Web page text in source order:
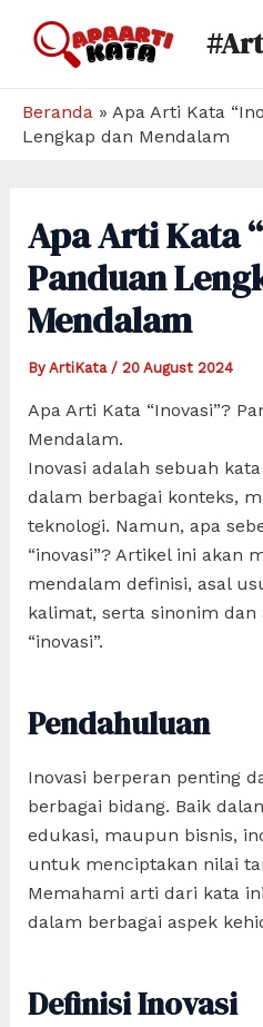
Beranda » Apa Arti Kata
Lengkap dan Mendalam
Apa Arti Kata
Panduan
Mendalam
By ArtiKata / 20 August 2024
Apa Arti Kata “Inovasi”?
Mendalam.
Inovasi adalah sebuah
dalam berbagai konteks,
teknologi. Namun, apa
“inovasi”? Artikel ini akan
mendalam definisi, asal
kalimat, serta sinonim
“inovasi”.
Pendahuluan
Inovasi berperan penting
berbagai bidang. Baik
edukasi, maupun bisnis,
untuk menciptakan nilai
Memahami arti dari kata
dalam berbagai aspek
Definisi Inovasi